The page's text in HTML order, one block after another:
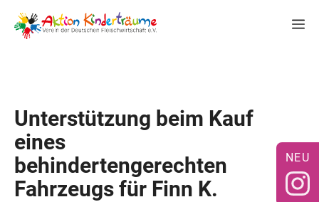
Inhalt
springen
Unterstützung beim Kauf
eines
behindertengerechten
Fahrzeugs für Finn K.